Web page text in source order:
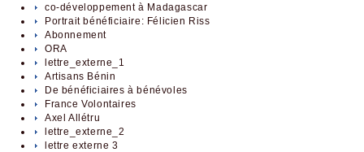
co-développement à Madagascar
Portrait bénéficiaire: Félicien Riss
Abonnement
ORA
lettre_externe_1
Artisans Bénin
De bénéficiaires à bénévoles
France Volontaires
Axel Allétru
lettre_externe_2
lettre externe 3